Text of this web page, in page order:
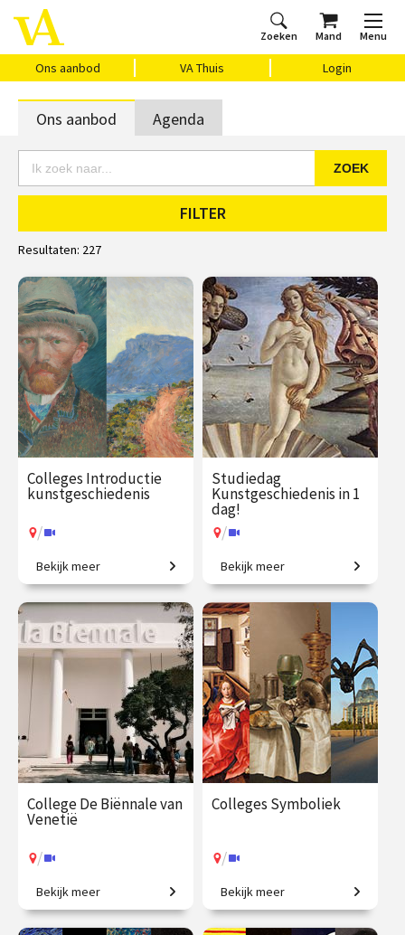
Zoeken Mand Menu
Ons aanbod VA Thuis Login
Home
Ons aanbod
Agenda
VAthuis
Over ons
Vragen?
Cadeaubon
Ons aanbod Agenda
ZOEK
FILTER
Resultaten: 227
Colleges Introductie
kunstgeschiedenis
/
2500 jaar westerse
kunstgeschiedenis in
vogelvlucht.
€ 345.00
vanaf 21
sep.
Op locatie of online
Bekijk meer
Studiedag
Kunstgeschiedenis in 1
dag!
/
Uitdagende expeditie van
Grieken tot moderne kunst.
€ 65.00 / €
90.00
vanaf 13
aug.
/ Op locatie of online
Bekijk meer
College De Biënnale van
Venetië
/
Een geweldig aanbod aan
hedendaagse kunst.
Bekijk meer
Colleges Symboliek
/
Beeldbetekenis in de kunst.
Bekijk meer